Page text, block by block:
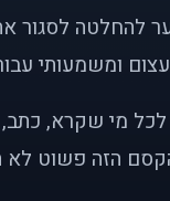
להחלטה לסגור
ומשמעותי
לכל מי שקרא,
הזה פשוט לא